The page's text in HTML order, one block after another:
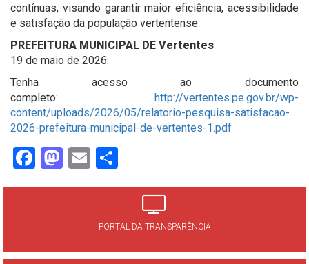
contínuas, visando garantir maior eficiência, acessibilidade
e satisfação da população vertentense.
PREFEITURA MUNICIPAL DE Vertentes
19 de maio de 2026.
Tenha acesso ao documento
completo: http://vertentes.pe.gov.br/wp-
content/uploads/2026/05/relatorio-pesquisa-satisfacao-
2026-prefeitura-municipal-de-vertentes-1.pdf
Facebook
Mastodon
Email
PORTAL DA TRANSPARÊNCIA